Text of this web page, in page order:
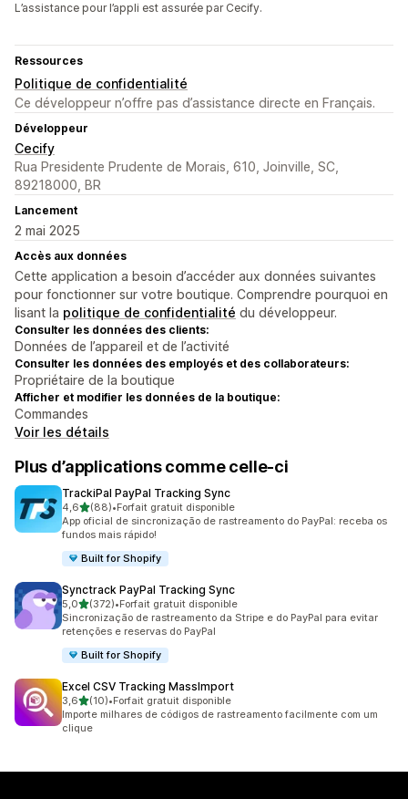
L’assistance pour l’appli est assurée par Cecify.
Ressources
Politique de confidentialité
Ce développeur n’offre pas d’assistance directe en Français.
Développeur
Cecify
Rua Presidente Prudente de Morais, 610, Joinville, SC,
89218000, BR
Lancement
2 mai 2025
Accès aux données
Cette application a besoin d’accéder aux données suivantes
pour fonctionner sur votre boutique. Comprendre pourquoi en
lisant la politique de confidentialité du développeur.
Consulter les données des clients:
Données de l’appareil et de l’activité
Consulter les données des employés et des collaborateurs:
Propriétaire de la boutique
Afficher et modifier les données de la boutique:
Commandes
Voir les détails
Plus d’applications comme celle-ci
TrackiPal PayPal Tracking Sync
4,6étoile(s) sur 5
(88)
88 avis au total
•Forfait gratuit disponible
App oficial de sincronização de rastreamento do PayPal: receba os
fundos mais rápido!
Built for Shopify
Synctrack PayPal Tracking Sync
5,0étoile(s) sur 5
(372)
372 avis au total
•Forfait gratuit disponible
Sincronização de rastreamento da Stripe e do PayPal para evitar
retenções e reservas do PayPal
Built for Shopify
Excel CSV Tracking MassImport
3,6étoile(s) sur 5
(10)
10 avis au total
•Forfait gratuit disponible
Importe milhares de códigos de rastreamento facilmente com um
clique